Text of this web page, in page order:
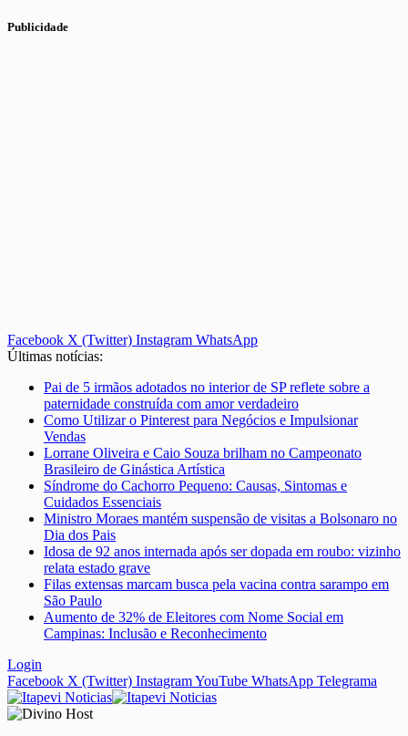
Publicidade
Facebook X (Twitter) Instagram WhatsApp
Últimas notícias:
Pai de 5 irmãos adotados no interior de SP reflete sobre a
paternidade construída com amor verdadeiro
Como Utilizar o Pinterest para Negócios e Impulsionar
Vendas
Lorrane Oliveira e Caio Souza brilham no Campeonato
Brasileiro de Ginástica Artística
Síndrome do Cachorro Pequeno: Causas, Sintomas e
Cuidados Essenciais
Ministro Moraes mantém suspensão de visitas a Bolsonaro no
Dia dos Pais
Idosa de 92 anos internada após ser dopada em roubo: vizinho
relata estado grave
Filas extensas marcam busca pela vacina contra sarampo em
São Paulo
Aumento de 32% de Eleitores com Nome Social em
Campinas: Inclusão e Reconhecimento
Login
Facebook X (Twitter) InstagramYouTube WhatsApp Telegrama